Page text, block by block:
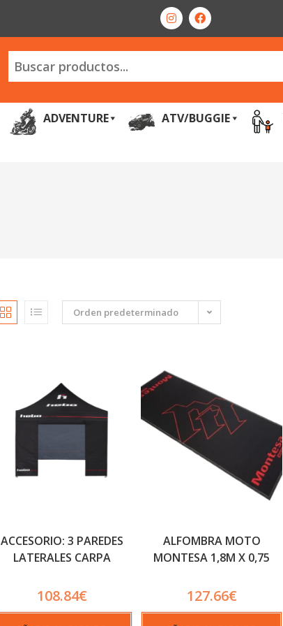
ADVENTURE ATV/BUGGIE
Orden predeterminado
ACCESORIO: 3 PAREDES
LATERALES CARPA
108.84€
ALFOMBRA MOTO
MONTESA 1,8M X 0,75
127.66€